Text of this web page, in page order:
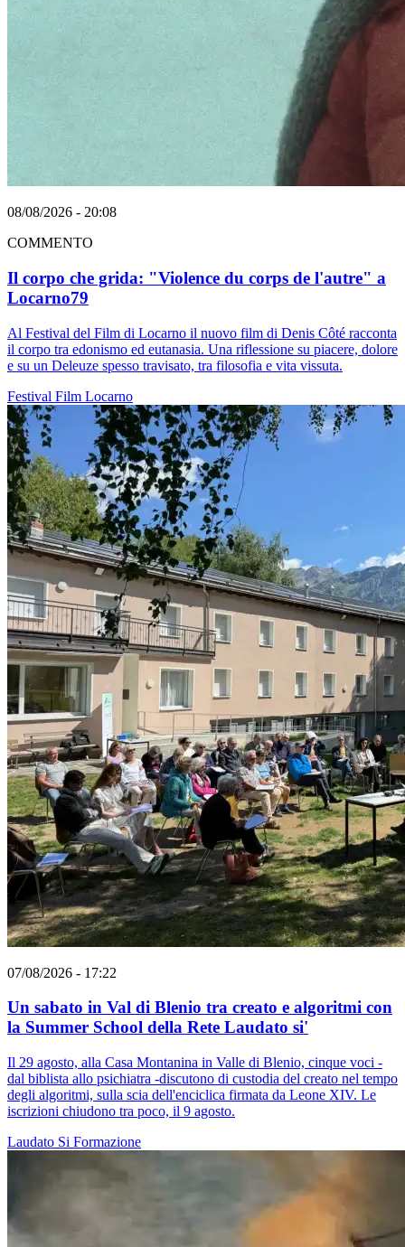
08/08/2026 - 20:08
COMMENTO
Il corpo che grida: "Violence du corps de l'autre" a
Locarno79
Al Festival del Film di Locarno il nuovo film di Denis Côté racconta
il corpo tra edonismo ed eutanasia. Una riflessione su piacere, dolore
e su un Deleuze spesso travisato, tra filosofia e vita vissuta.
Festival Film Locarno
07/08/2026 - 17:22
Un sabato in Val di Blenio tra creato e algoritmi con
la Summer School della Rete Laudato si'
Il 29 agosto, alla Casa Montanina in Valle di Blenio, cinque voci -
dal biblista allo psichiatra -discutono di custodia del creato nel tempo
degli algoritmi, sulla scia dell'enciclica firmata da Leone XIV. Le
iscrizioni chiudono tra poco, il 9 agosto.
Laudato Si Formazione